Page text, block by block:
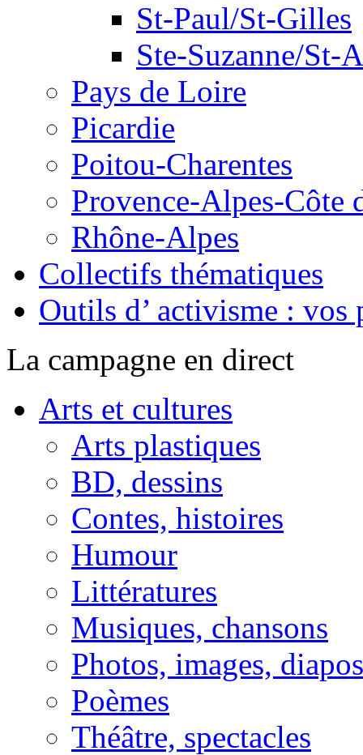
St-Paul/St-Gilles
Ste-Suzanne/St-
Pays de Loire
Picardie
Poitou-Charentes
Provence-Alpes-Côte
Rhône-Alpes
Collectifs thématiques
Outils d’ activisme : vos
La campagne en direct
Arts et cultures
Arts plastiques
BD, dessins
Contes, histoires
Humour
Littératures
Musiques, chansons
Photos, images, diapos
Poèmes
Théâtre, spectacles